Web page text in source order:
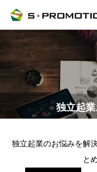
独立起
独立起業のお悩みを解
と